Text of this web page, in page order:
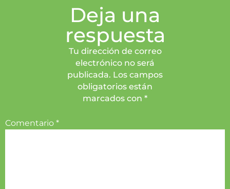
Deja una
respuesta
Tu dirección de correo
electrónico no será
publicada. Los campos
obligatorios están
marcados con *
Comentario *